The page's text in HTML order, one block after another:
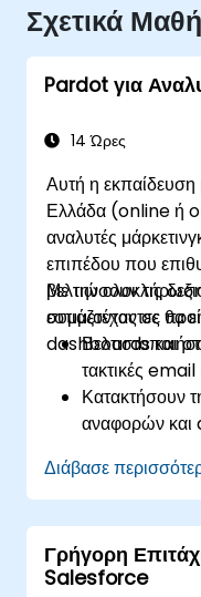
Σχετικά
Pardot για
14 Ώρες
Αυτή η εκπαίδευση
Ελλάδα (online ή
αναλυτές
επιπέδου που
βελτιώσουν τις
εστιάζοντας σε
dashboards και
Με την
συμμετέχοντες θα
τακτικές
Κατακτήσουν
αναφορών
υποψηφίων
Αξιοποιήσουν
Pardot για
καμπανιών.
Διάβασε
Γρήγορη
Salesforce